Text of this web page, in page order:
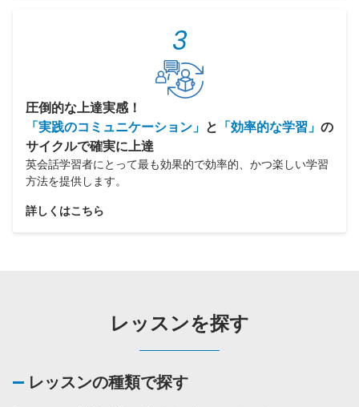
3
圧倒的な上達実感！
「実践のコミュニケーション」 と 「効率的な学習」 の
サイクルで確実に上達
英会話学習者にとって最も効果的で効率的、かつ楽しい学習
方法を提供します。
詳しくはこちら
レッスンを探す
レッスンの種類で探す